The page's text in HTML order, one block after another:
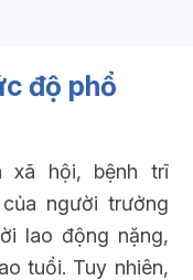
độ phổ
xã hội, bệnh trĩ
người trưởng
lao động nặng,
tuổi. Tuy nhiên,